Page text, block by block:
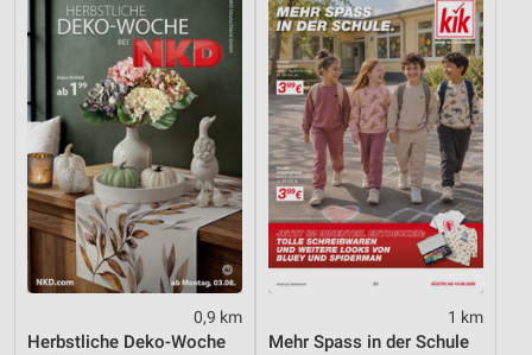
0,9 km
Herbstliche Deko-Woche
1 km
Mehr Spass in der Schule